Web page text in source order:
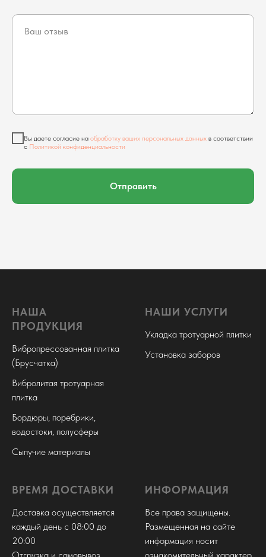
Вы даете согласие на обработку ваших персональных данных в соответствии
с Политикой конфиденциальности
Отправить
НАША
ПРОДУКЦИЯ
Вибропрессованная плитка
(Брусчатка)
Вибролитая тротуарная
плитка
Бордюры, поребрики,
водостоки, полусферы
Сыпучие материалы
НАШИ УСЛУГИ
Укладка тротуарной плитки
Установка заборов
ВРЕМЯ ДОСТАВКИ
Доставка осуществляется
каждый день с 08:00 до
20:00
Отгрузка и самовывоз
ИНФОРМАЦИЯ
Все права защищены.
Размещенная на сайте
информация носит
ознакомительный характер,